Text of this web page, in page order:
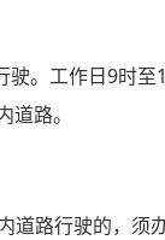
驶。工作日9时至
路。
道路行驶的，须